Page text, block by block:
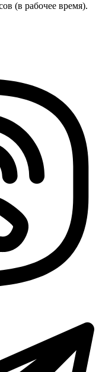
(в рабочее время).